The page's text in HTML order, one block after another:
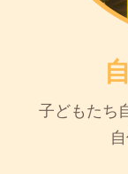
子どもたち